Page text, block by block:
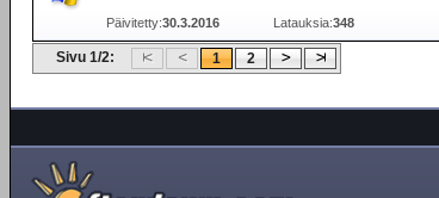
Päivitetty:30.3.2016 Latauksia:348
Sivu 1/2: 1 2